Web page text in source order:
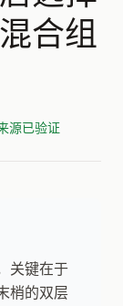
合组
源已验证
关键在于
梢的双层